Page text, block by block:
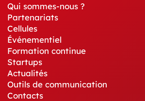
Qui sommes-nous ?
Partenariats
Cellules
Événementiel
Formation continue
Startups
Actualités
Outils de communication
Contacts